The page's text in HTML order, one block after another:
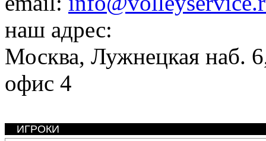
наш адрес:
Москва, Лужнецкая наб.
офис 4
ИГРОКИ